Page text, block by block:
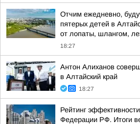
Отчим ежедневно,
пятерых детей в
от лопаты, шлангом,
18:27
Антон Алиханов
в Алтайский край
18:27
Рейтинг
Федерации РФ. Итоги